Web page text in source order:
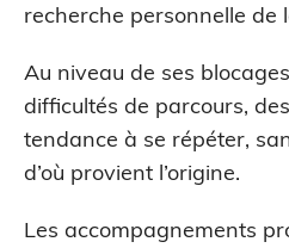
recherche personnelle de
Au niveau de ses
difficultés de parcours,
tendance à se répéter,
d’où provient l’origine.
Les accompagnements